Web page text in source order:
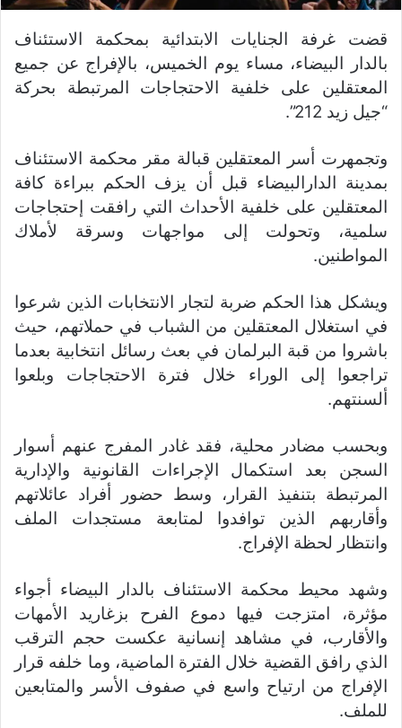
قضت غرفة الجنايات الابتدائية بمحكمة الاستئناف
بالدار البيضاء، مساء يوم الخميس، بالإفراج عن جميع
المعتقلين على خلفية الاحتجاجات المرتبطة بحركة
“جيل زيد 212”.
وتجمهرت أسر المعتقلين قبالة مقر محكمة الاستئناف
بمدينة الدارالبيضاء قبل أن يزف الحكم ببراءة كافة
المعتقلين على خلفية الأحداث التي رافقت إحتجاجات
سلمية، وتحولت إلى مواجهات وسرقة لأملاك
المواطنين.
ويشكل هذا الحكم ضربة لتجار الانتخابات الذين شرعوا
في استغلال المعتقلين من الشباب في حملاتهم، حيث
باشروا من قبة البرلمان في بعث رسائل انتخابية بعدما
تراجعوا إلى الوراء خلال فترة الاحتجاجات وبلعوا
ألسنتهم.
وبحسب مضادر محلية، فقد غادر المفرج عنهم أسوار
السجن بعد استكمال الإجراءات القانونية والإدارية
المرتبطة بتنفيذ القرار، وسط حضور أفراد عائلاتهم
وأقاربهم الذين توافدوا لمتابعة مستجدات الملف
وانتظار لحظة الإفراج.
وشهد محيط محكمة الاستئناف بالدار البيضاء أجواء
مؤثرة، امتزجت فيها دموع الفرح بزغاريد الأمهات
والأقارب، في مشاهد إنسانية عكست حجم الترقب
الذي رافق القضية خلال الفترة الماضية، وما خلفه قرار
الإفراج من ارتياح واسع في صفوف الأسر والمتابعين
للملف.